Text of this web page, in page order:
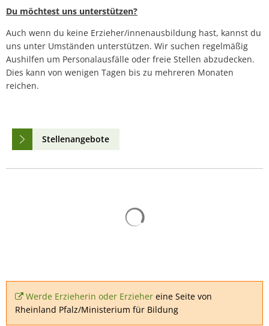
Du möchtest uns unterstützen?
Auch wenn du keine Erzieher/innenausbildung hast, kannst du
uns unter Umständen unterstützen. Wir suchen regelmäßig
Aushilfen um Personalausfälle oder freie Stellen abzudecken.
Dies kann von wenigen Tagen bis zu mehreren Monaten
reichen.
Stellenangebote
Werde Erzieherin oder Erziehereine Seite von
Rheinland Pfalz/Ministerium für Bildung